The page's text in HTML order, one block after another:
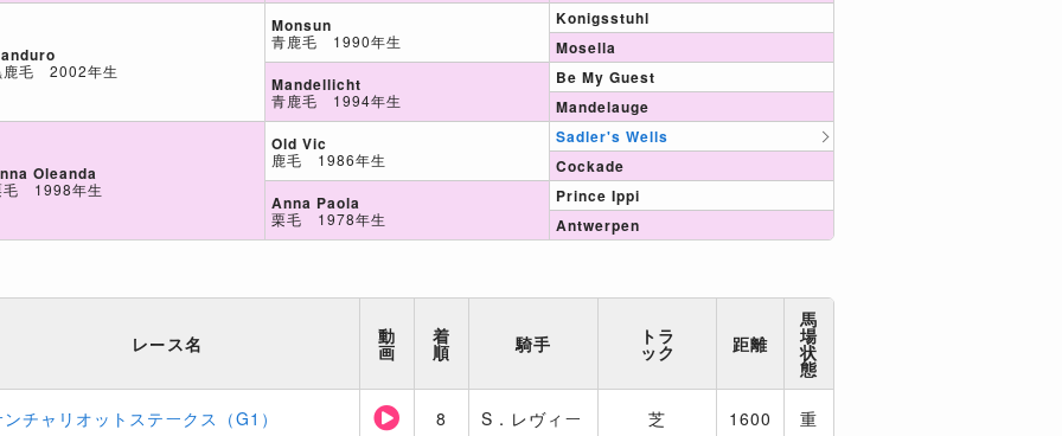
鹿毛 2002年生
Oleanda
毛 1998年生
Monsun
青鹿毛 1990年生
Mandellicht
青鹿毛 1994年生
Old Vic
鹿毛 1986年生
Anna Paola
栗毛 1978年生
Konigsstuhl
Mosella
Be My Guest
Mandelauge
Sadler's Wells
Cockade
Prince Ippi
Antwerpen
レース名 動
画
着
順 騎手 トラ
ック 距離
馬
場
状
態
ンチャリオットステークス（G1） 8 S．レヴィー 芝 1600 重